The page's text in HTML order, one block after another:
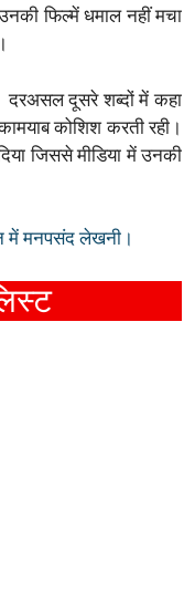
फिल्में धमाल नहीं मचा
दरअसल दूसरे शब्दों में कहा
कोशिश करती रही।
जिससे मीडिया में उनकी
में मनपसंद लेखनी।